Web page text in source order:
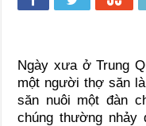
Ngày xưa ở Trung
một người thợ săn
săn nuôi một đàn
chúng thường